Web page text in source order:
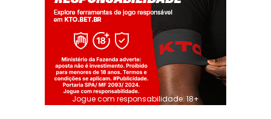
Jogue com responsabilidade. 18+